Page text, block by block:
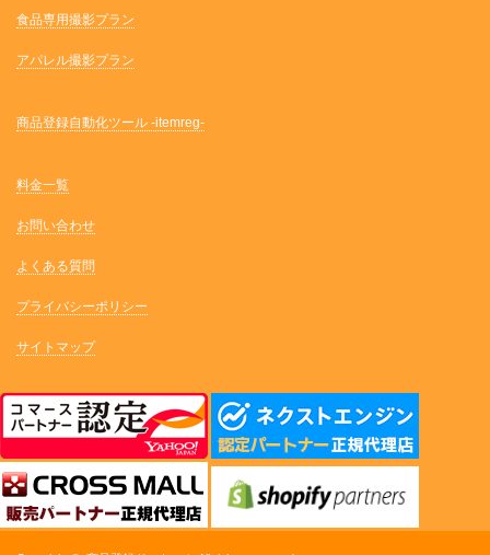
食品専用撮影プラン
アパレル撮影プラン
商品登録自動化ツール -itemreg-
料金一覧
お問い合わせ
よくある質問
プライバシーポリシー
サイトマップ